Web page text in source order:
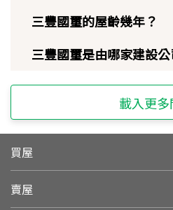
三豐國璽的屋齡幾年？
三豐國璽是由哪家建設
載入更
買屋
賣屋